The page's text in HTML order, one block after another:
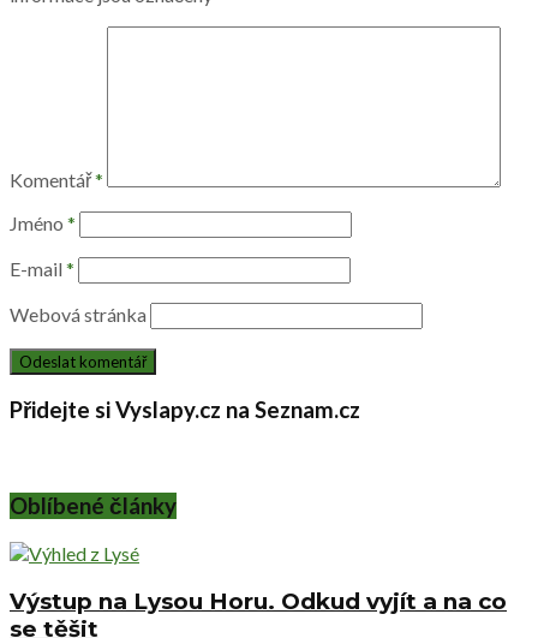
Komentář*
Jméno *
E-mail *
Webová stránka
Přidejte si Vyslapy.cz na Seznam.cz
Oblíbené články
Výstup na Lysou Horu. Odkud vyjít a na co
se těšit